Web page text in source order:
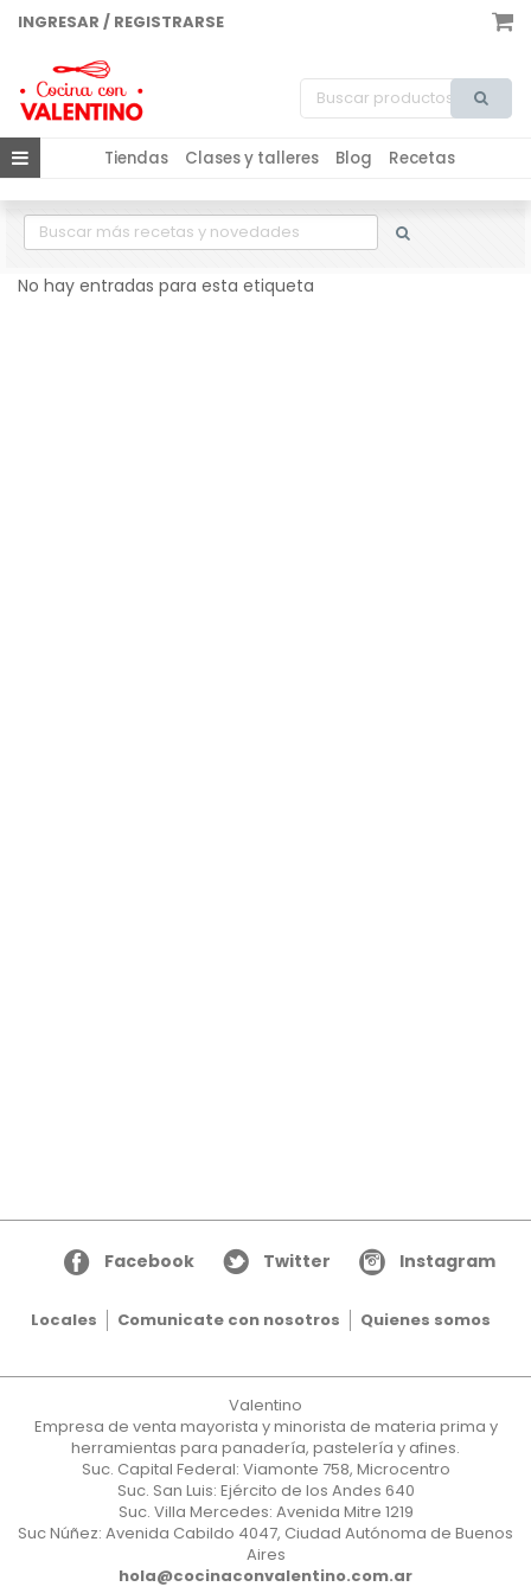
INGRESAR / REGISTRARSE
Tiendas Clases y talleres Blog Recetas
No hay entradas para esta etiqueta
Facebook Twitter Instagram
Locales Comunicate con nosotros Quienes somos
Valentino
Empresa de venta mayorista y minorista de materia prima y
herramientas para panadería, pastelería y afines.
Suc. Capital Federal: Viamonte 758, Microcentro
Suc. San Luis: Ejército de los Andes 640
Suc. Villa Mercedes: Avenida Mitre 1219
Suc Núñez: Avenida Cabildo 4047, Ciudad Autónoma de Buenos
Aires
hola@cocinaconvalentino.com.ar